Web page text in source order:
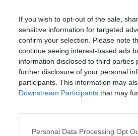
If you wish to opt-out of the sale,
sensitive information for targeted
confirm your selection. Please note
continue seeing interest-based ads
information disclosed to third
further disclosure of your personal
participants. This information may
Downstream Participants that may
Personal Data Processing Opt